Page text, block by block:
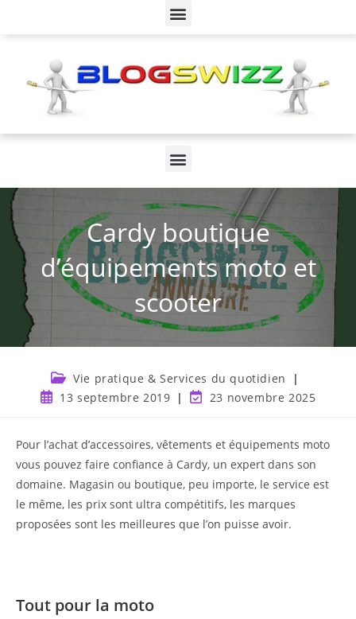
Cardy boutique
d’équipements moto et
scooter
Vie pratique & Services du quotidien
13 septembre 2019
23 novembre 2025
Pour l’achat d’accessoires, vêtements et équipements moto
vous pouvez faire confiance à Cardy, un expert dans son
domaine. Magasin ou boutique, peu importe, le service est
le même, les prix sont ultra compétitifs, les marques
proposées sont les meilleures que l’on puisse avoir.
Tout pour la moto